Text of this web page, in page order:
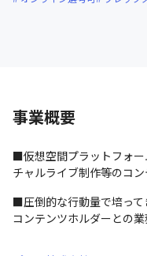
事業概要
■仮想空間プラットフォー
チャルライブ制作等のコ
■圧倒的な行動量で培っ
コンテンツホルダーとの